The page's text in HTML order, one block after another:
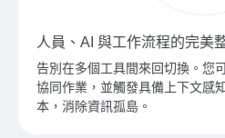
人員、AI 與工作流程的完美
告別在多個工具間來回切換。您
協同作業，並觸發具備上下文感
本，消除資訊孤島。